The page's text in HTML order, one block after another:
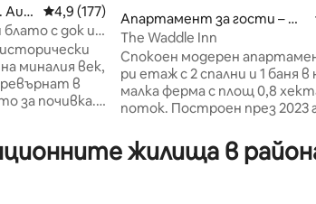
Aug
Средна оценка: 4,9 от 5, 177 отзива
4,9 (177)
блато с док и
миналия век,
в
за почивка.
си чар. Не
на
Апартамент за гости – Д
жаксънвил
The Waddle Inn
Спокоен модерен
ри етаж с 2 спални и 1 баня
малка ферма с площ 0,8
поток. Построен през 2023
бельо, смарт телевизори и
Запознайте се с нашите
жилища в